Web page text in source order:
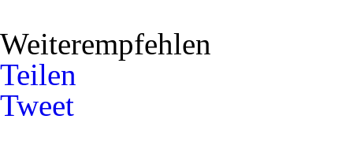
Weiterempfehlen
Teilen
Tweet